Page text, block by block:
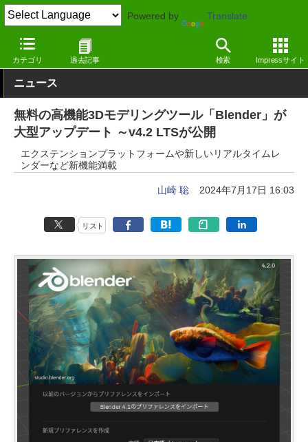
Powered by Translate
カテゴリ 過去記事 検索 Impressサイト
窓の杜 画像・映像・音楽
ニュース
無料の高機能3Dモデリングツール「Blender」が
大型アップデート ～v4.2 LTSが公開
エクステンションプラットフォームや新しいリアルタイムレ
ンダーなど新機能満載
山崎 聡 2024年7月17日 16:03
リスト